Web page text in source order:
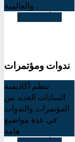
والعالمية ..
ندوات ومؤتمرات
تنظم أكاديمية
السادات العديد من
المؤتمرات والندوات
في عدة مواضيع